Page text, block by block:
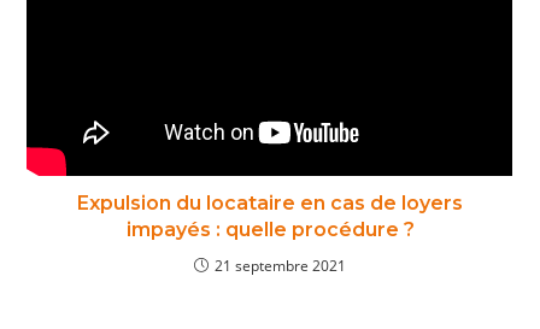
Expulsion du locataire en cas de loyers
impayés : quelle procédure ?
21 septembre 2021